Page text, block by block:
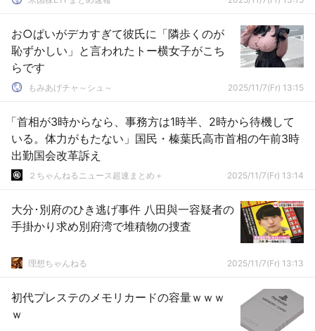
お○ぱいがデカすぎて彼氏に「隣歩くのが
恥ずかしい」と言われたトー横女子がこち
らです
もみあげチャ～シュ～ 2025/11/7(Fr) 13:15
「首相が3時からなら、事務方は1時半、2時から待機して
いる。体力がもたない」国民・榛葉氏高市首相の午前3時
出勤国会改革訴え
２ちゃんねるニュース超速まとめ＋ 2025/11/7(Fr) 13:14
大分･別府のひき逃げ事件 八田與一容疑者の
手掛かり求め別府湾で堆積物の捜査
理想ちゃんねる 2025/11/7(Fr) 13:13
初代プレステのメモリカードの容量ｗｗｗ
ｗ